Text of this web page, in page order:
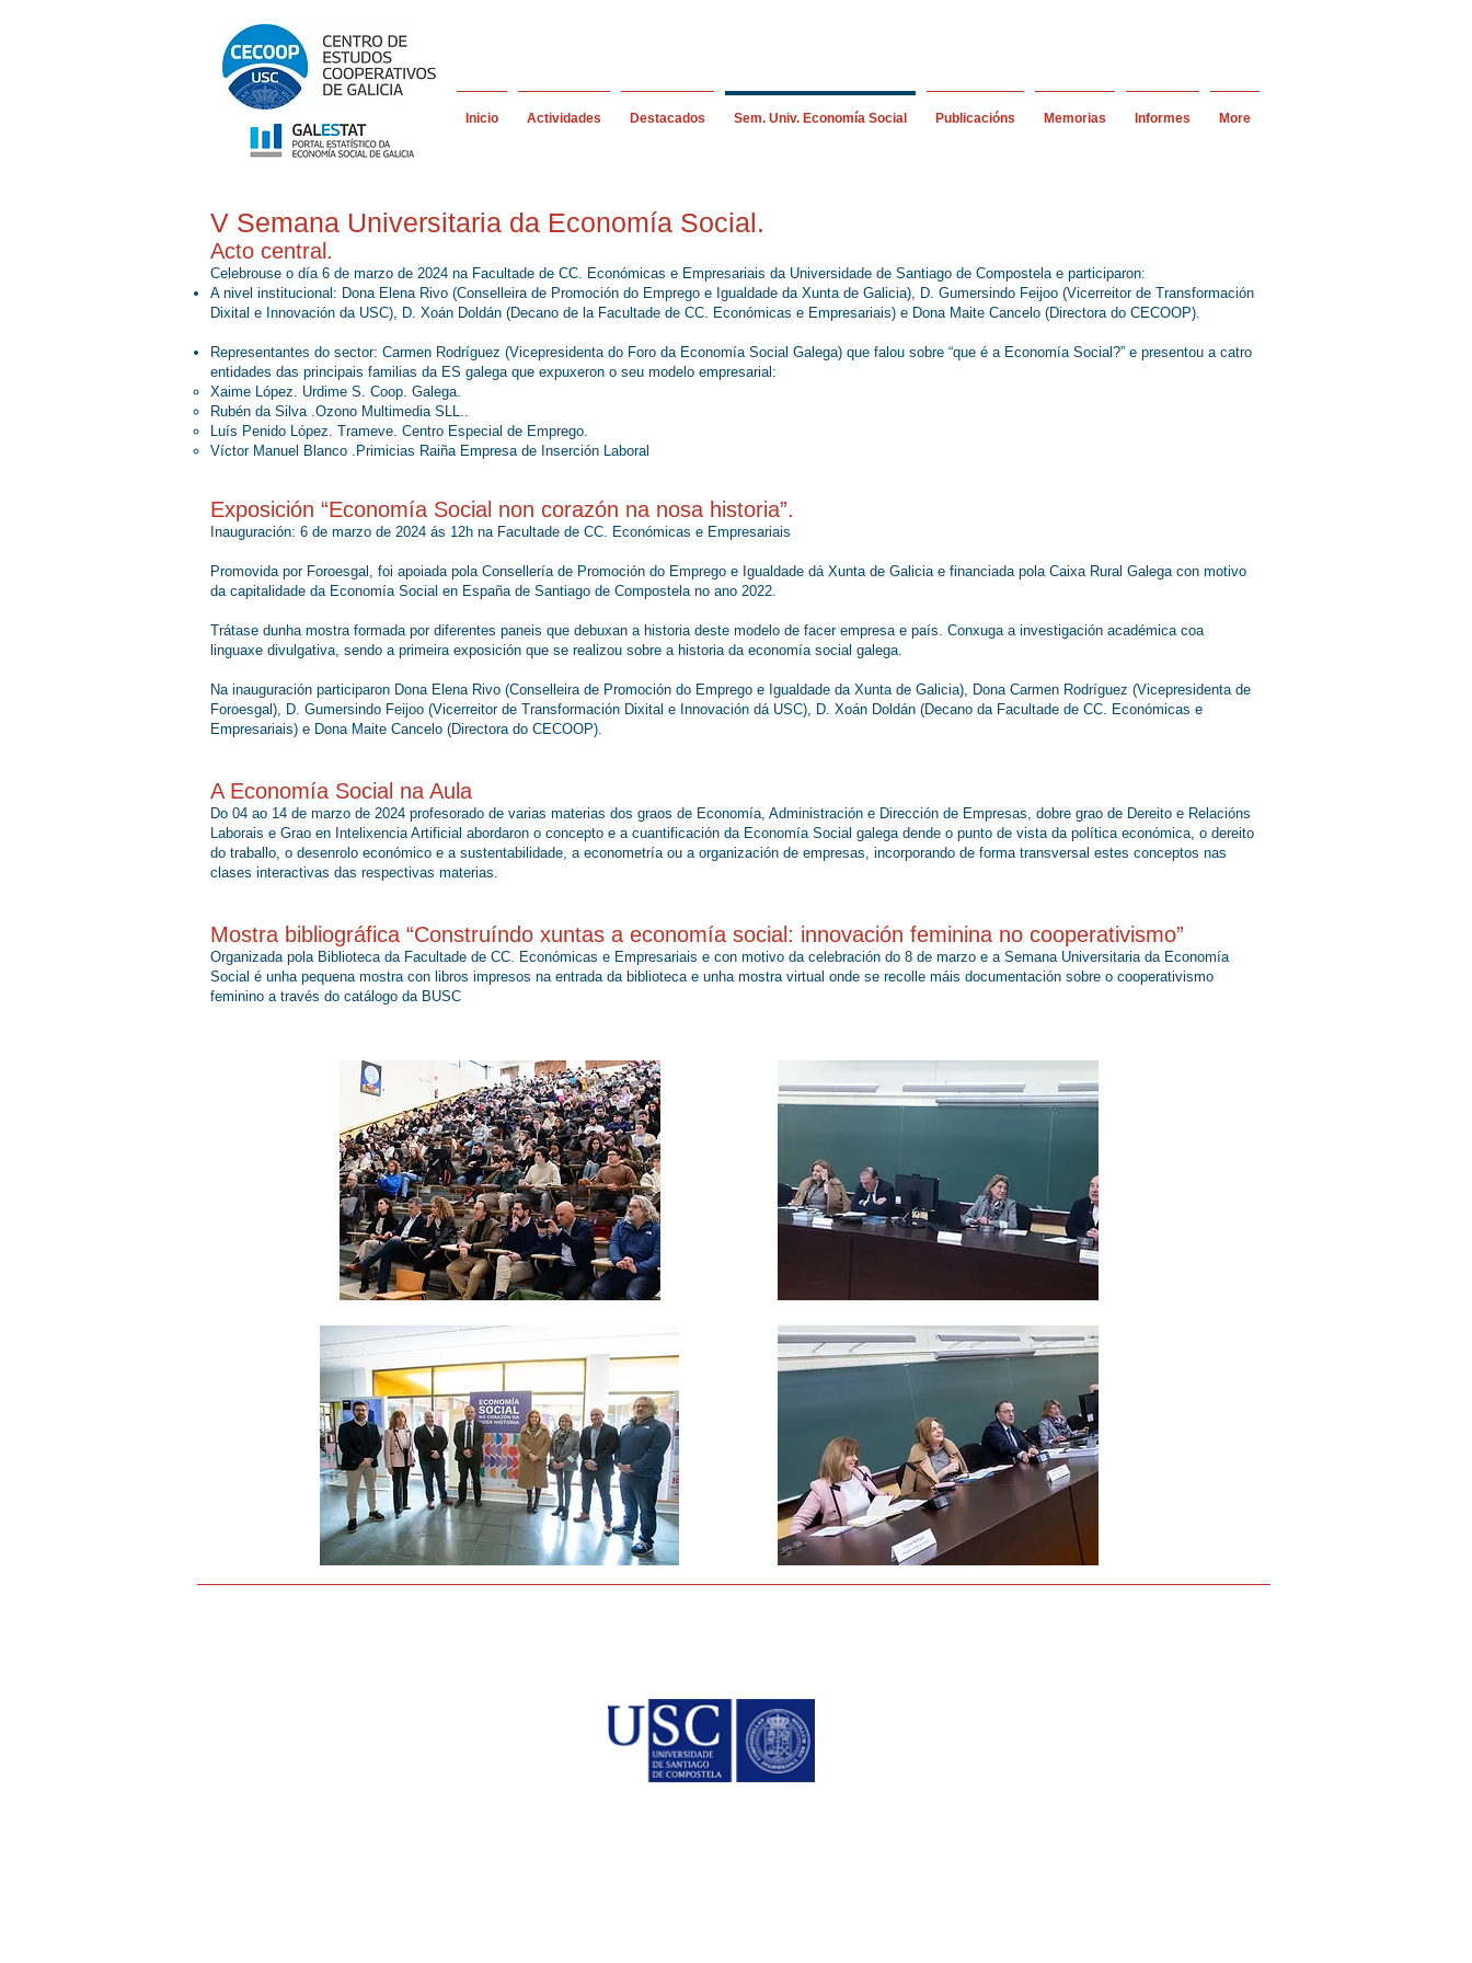
Inicio Actividades Destacados Sem. Univ. Economía Social Publicacións Memorias Informes More
V Semana Universitaria da Economía Social.
Acto central.
Celebrouse o día 6 de marzo de 2024 na Facultade de CC. Económicas e Empresariais da Universidade de Santiago de Compostela e participaron:
A nivel institucional: Dona Elena Rivo (Conselleira de Promoción do Emprego e Igualdade da Xunta de Galicia), D. Gumersindo Feijoo (Vicerreitor de Transformación
Dixital e Innovación da USC), D. Xoán Doldán (Decano de la Facultade de CC. Económicas e Empresariais) e Dona Maite Cancelo (Directora do CECOOP).
Representantes do sector: Carmen Rodríguez (Vicepresidenta do Foro da Economía Social Galega) que falou sobre “que é a Economía Social?” e presentou a catro
entidades das principais familias da ES galega que expuxeron o seu modelo empresarial:
Xaime López. Urdime S. Coop. Galega.
Rubén da Silva .Ozono Multimedia SLL..
Luís Penido López. Trameve. Centro Especial de Emprego.
Víctor Manuel Blanco .Primicias Raiña Empresa de Inserción Laboral
Exposición “Economía Social non corazón na nosa historia”.
Inauguración: 6 de marzo de 2024 ás 12h na Facultade de CC. Económicas e Empresariais
Promovida por Foroesgal, foi apoiada pola Consellería de Promoción do Emprego e Igualdade dá Xunta de Galicia e financiada pola Caixa Rural Galega con motivo
da capitalidade da Economía Social en España de Santiago de Compostela no ano 2022.
Trátase dunha mostra formada por diferentes paneis que debuxan a historia deste modelo de facer empresa e país. Conxuga a investigación académica coa
linguaxe divulgativa, sendo a primeira exposición que se realizou sobre a historia da economía social galega.
Na inauguración participaron Dona Elena Rivo (Conselleira de Promoción do Emprego e Igualdade da Xunta de Galicia), Dona Carmen Rodríguez (Vicepresidenta de
Foroesgal), D. Gumersindo Feijoo (Vicerreitor de Transformación Dixital e Innovación dá USC), D. Xoán Doldán (Decano da Facultade de CC. Económicas e
Empresariais) e Dona Maite Cancelo (Directora do CECOOP).
A Economía Social na Aula
Do 04 ao 14 de marzo de 2024 profesorado de varias materias dos graos de Economía, Administración e Dirección de Empresas, dobre grao de Dereito e Relacións
Laborais e Grao en Intelixencia Artificial abordaron o concepto e a cuantificación da Economía Social galega dende o punto de vista da política económica, o dereito
do traballo, o desenrolo económico e a sustentabilidade, a econometría ou a organización de empresas, incorporando de forma transversal estes conceptos nas
clases interactivas das respectivas materias.
Mostra bibliográfica “Construíndo xuntas a economía social: innovación feminina no cooperativismo”
Organizada pola Biblioteca da Facultade de CC. Económicas e Empresariais e con motivo da celebración do 8 de marzo e a Semana Universitaria da Economía
Social é unha pequena mostra con libros impresos na entrada da biblioteca e unha mostra virtual onde se recolle máis documentación sobre o cooperativismo
feminino a través do catálogo da BUSC